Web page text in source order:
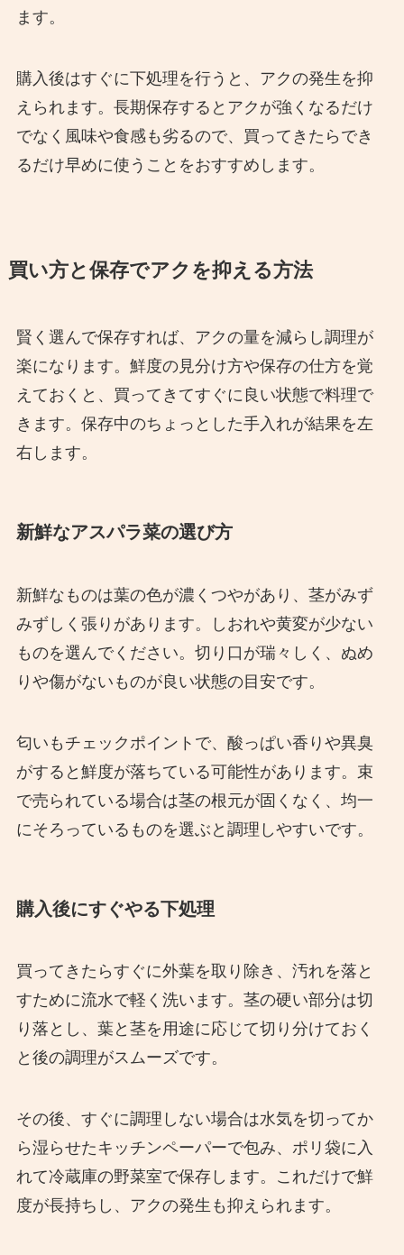
ます。
購入後はすぐに下処理を行うと、アクの発生を抑
えられます。長期保存するとアクが強くなるだけ
でなく風味や食感も劣るので、買ってきたらでき
るだけ早めに使うことをおすすめします。
買い方と保存でアクを抑える方法
賢く選んで保存すれば、アクの量を減らし調理が
楽になります。鮮度の見分け方や保存の仕方を覚
えておくと、買ってきてすぐに良い状態で料理で
きます。保存中のちょっとした手入れが結果を左
右します。
新鮮なアスパラ菜の選び方
新鮮なものは葉の色が濃くつやがあり、茎がみず
みずしく張りがあります。しおれや黄変が少ない
ものを選んでください。切り口が瑞々しく、ぬめ
りや傷がないものが良い状態の目安です。
匂いもチェックポイントで、酸っぱい香りや異臭
がすると鮮度が落ちている可能性があります。束
で売られている場合は茎の根元が固くなく、均一
にそろっているものを選ぶと調理しやすいです。
購入後にすぐやる下処理
買ってきたらすぐに外葉を取り除き、汚れを落と
すために流水で軽く洗います。茎の硬い部分は切
り落とし、葉と茎を用途に応じて切り分けておく
と後の調理がスムーズです。
その後、すぐに調理しない場合は水気を切ってか
ら湿らせたキッチンペーパーで包み、ポリ袋に入
れて冷蔵庫の野菜室で保存します。これだけで鮮
度が長持ちし、アクの発生も抑えられます。